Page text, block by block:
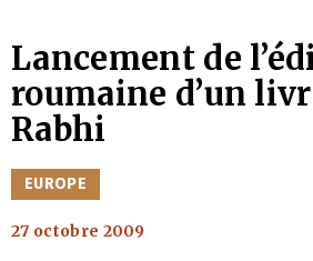
Lancement de
roumaine d’un
Rabhi
CATÉGORIES
EUROPE
27 octobre 2009